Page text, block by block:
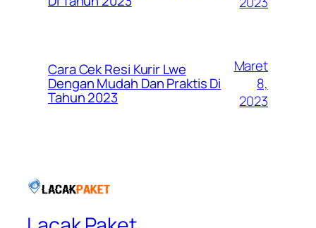
Cara Cek Resi Kurir Lwe
Dengan Mudah Dan Praktis Di
Tahun 2023
Maret
8,
2023